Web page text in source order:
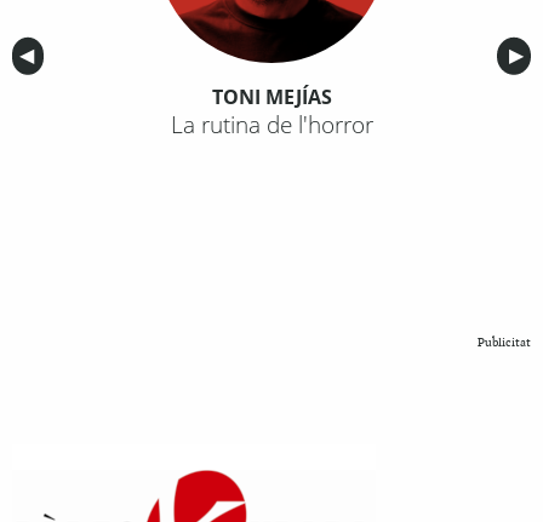
Anterior
◀︎ ▶︎
TONI MEJÍAS
La rutina de l'horror
Publicitat